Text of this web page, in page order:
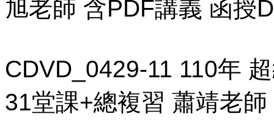
旭老師 含PDF講義 函授
CDVD_0429-11 110年
31堂課+總複習 蕭靖老